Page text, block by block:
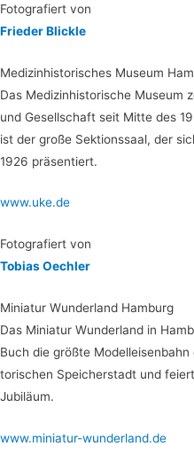
Foto­gra­fiert von
Frie­der Blickle
Medi­zin­his­to­ri­sches Muse­um
Das Medi­zin­his­to­ri­sche Muse­um
und Gesell­schaft seit Mit­te des
ist der gro­ße Sek­ti­ons­saal, der
1926 präsentiert.
www.uke.de
Foto­gra­fiert von
Tobi­as Oechler
Minia­tur Wun­der­land Hamburg
Das Minia­tur Wun­der­land in
Buch die größ­te
to­ri­schen Spei­cher­stadt und
Jubiläum.
www.miniatur-wunderland.de